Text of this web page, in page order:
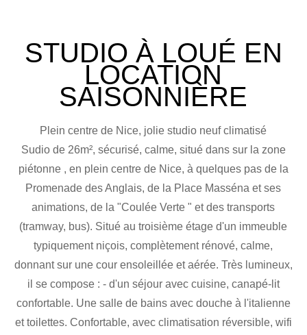
STUDIO À LOUÉ EN
LOCATION
SAISONNIÈRE
Plein centre de Nice, jolie studio neuf climatisé
Sudio de 26m², sécurisé, calme, situé dans sur la zone
piétonne , en plein centre de Nice, à quelques pas de la
Promenade des Anglais, de la Place Masséna et ses
animations, de la "Coulée Verte " et des transports
(tramway, bus). Situé au troisième étage d'un immeuble
typiquement niçois, complètement rénové, calme,
donnant sur une cour ensoleillée et aérée. Très lumineux,
il se compose : - d'un séjour avec cuisine, canapé-lit
confortable. Une salle de bains avec douche à l'italienne
et toilettes. Confortable, avec climatisation réversible, wifi